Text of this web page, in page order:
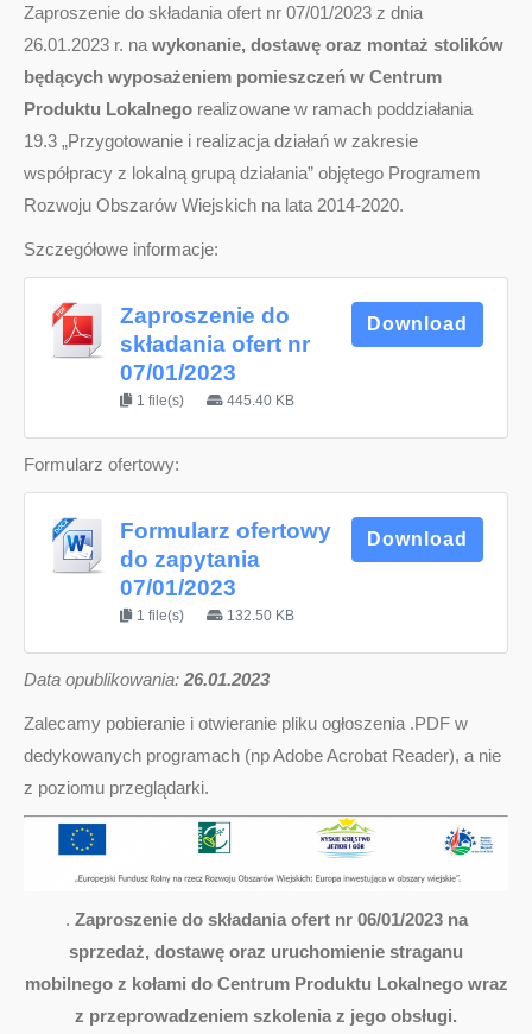
Zaproszenie do składania ofert nr 07/01/2023 z dnia
26.01.2023 r. na wykonanie, dostawę oraz montaż stolików
będących wyposażeniem pomieszczeń w Centrum
Produktu Lokalnego realizowane w ramach poddziałania
19.3 „Przygotowanie i realizacja działań w zakresie
współpracy z lokalną grupą działania” objętego Programem
Rozwoju Obszarów Wiejskich na lata 2014-2020.
Szczegółowe informacje:
Zaproszenie do
składania ofert nr
07/01/2023
1 file(s) 445.40 KB
Download
Formularz ofertowy:
Formularz ofertowy
do zapytania
07/01/2023
1 file(s) 132.50 KB
Download
Data opublikowania: 26.01.2023
Zalecamy pobieranie i otwieranie pliku ogłoszenia .PDF w
dedykowanych programach (np Adobe Acrobat Reader), a nie
z poziomu przeglądarki.
. Zaproszenie do składania ofert nr 06/01/2023 na
sprzedaż, dostawę oraz uruchomienie straganu
mobilnego z kołami do Centrum Produktu Lokalnego wraz
z przeprowadzeniem szkolenia z jego obsługi.